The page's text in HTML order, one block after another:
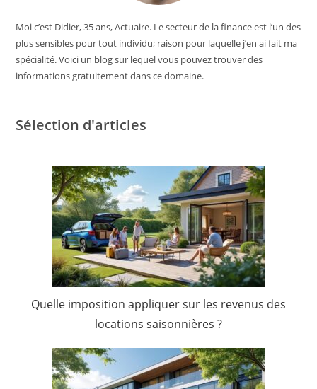
Moi c’est Didier, 35 ans, Actuaire. Le secteur de la finance est l’un des
plus sensibles pour tout individu; raison pour laquelle j’en ai fait ma
spécialité. Voici un blog sur lequel vous pouvez trouver des
informations gratuitement dans ce domaine.
Sélection d'articles
Quelle imposition appliquer sur les revenus des
locations saisonnières ?